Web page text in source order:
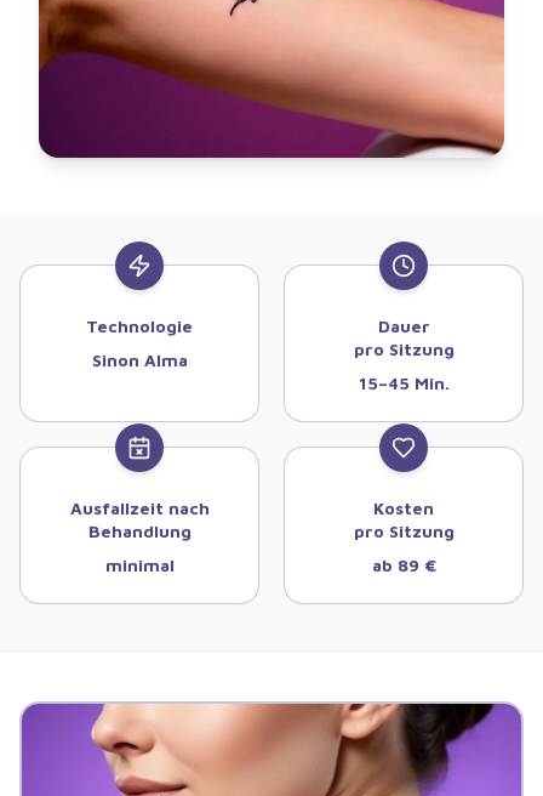
Technologie
Sinon Alma
Dauer
pro Sitzung
15–45 Min.
Ausfallzeit nach
Behandlung
minimal
Kosten
pro Sitzung
ab 89 €